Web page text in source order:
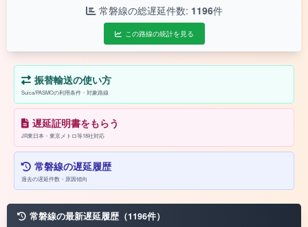
常磐線の総遅延件数: 1196件
この路線の統計を見る
振替輸送の使い方
Suica/PASMOの利用条件・対象路線
遅延証明書をもらう
JR東日本・東京メトロ等18社対応
常磐線の遅延履歴
過去の遅延件数・原因傾向
常磐線の最新遅延履歴（1196件）